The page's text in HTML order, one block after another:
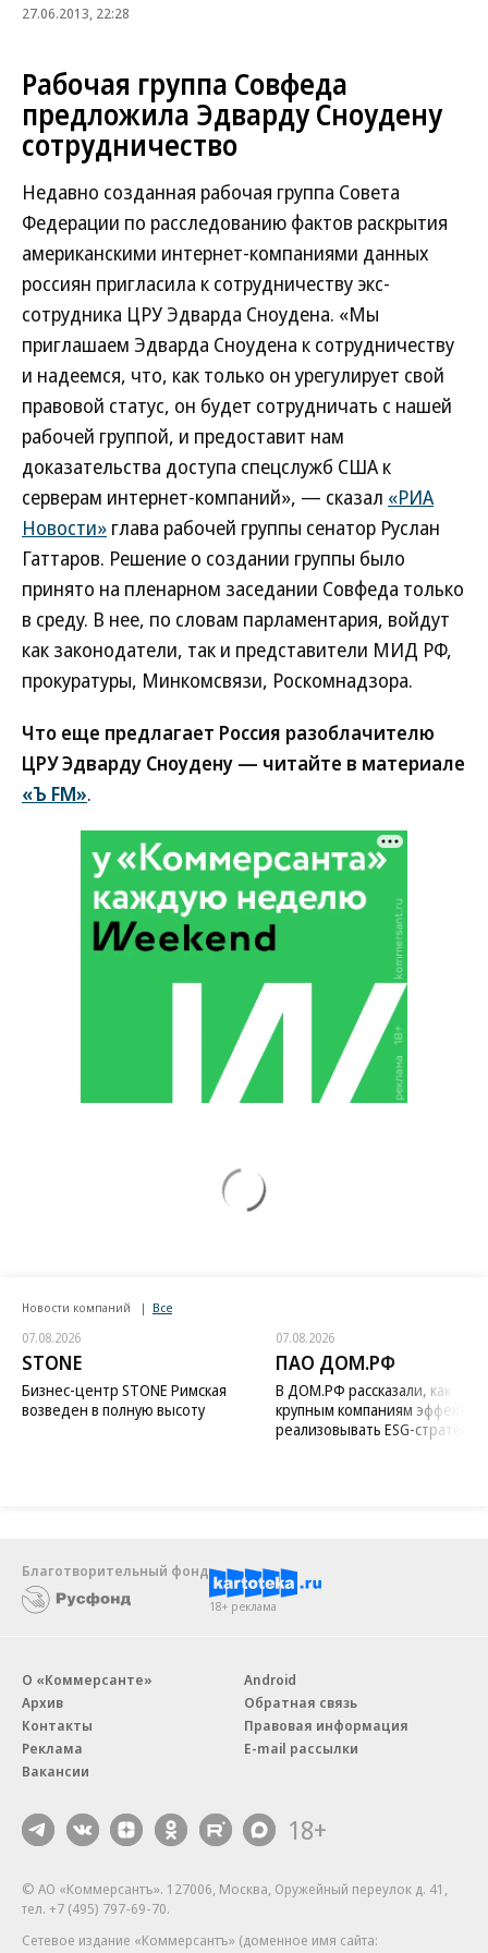
27.06.2013, 22:28
Рабочая группа Совфеда
предложила Эдварду Сноудену
сотрудничество
Недавно созданная рабочая группа Совета
Федерации по расследованию фактов раскрытия
американскими интернет-компаниями данных
россиян пригласила к сотрудничеству экс-
сотрудника ЦРУ Эдварда Сноудена. «Мы
приглашаем Эдварда Сноудена к сотрудничеству
и надеемся, что, как только он урегулирует свой
правовой статус, он будет сотрудничать с нашей
рабочей группой, и предоставит нам
доказательства доступа спецслужб США к
серверам интернет-компаний», — сказал «РИА
Новости» глава рабочей группы сенатор Руслан
Гаттаров. Решение о создании группы было
принято на пленарном заседании Совфеда только
в среду. В нее, по словам парламентария, войдут
как законодатели, так и представители МИД РФ,
прокуратуры, Минкомсвязи, Роскомнадзора.
Что еще предлагает Россия разоблачителю
ЦРУ Эдварду Сноудену — читайте в материале
«Ъ FM».
Новости компаний Все
07.08.2026
STONE
Бизнес-центр STONE Римская
возведен в полную высоту
07.08.2026
ПАО ДОМ.РФ
В ДОМ.РФ рассказали, как
крупным компаниям
реализовывать ESG-стратегию
Благотворительный фонд
18+ реклама
О «Коммерсанте»
Архив
Контакты
Реклама
Вакансии
Android
Обратная связь
Правовая информация
E-mail рассылки
18+
© АО «Коммерсантъ». 127006, Москва, Оружейный переулок д. 41,
тел. +7 (495) 797-69-70.
Сетевое издание «Коммерсантъ» (доменное имя сайта: